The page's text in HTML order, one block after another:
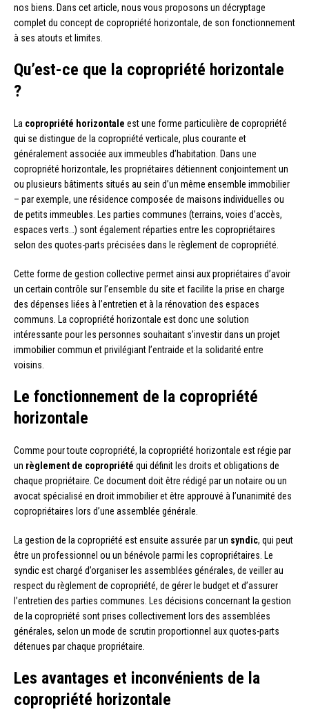
nos biens. Dans cet article, nous vous proposons un décryptage
complet du concept de copropriété horizontale, de son fonctionnement
à ses atouts et limites.
Qu’est-ce que la copropriété horizontale
?
La copropriété horizontale est une forme particulière de copropriété
qui se distingue de la copropriété verticale, plus courante et
généralement associée aux immeubles d’habitation. Dans une
copropriété horizontale, les propriétaires détiennent conjointement un
ou plusieurs bâtiments situés au sein d’un même ensemble immobilier
– par exemple, une résidence composée de maisons individuelles ou
de petits immeubles. Les parties communes (terrains, voies d’accès,
espaces verts…) sont également réparties entre les copropriétaires
selon des quotes-parts précisées dans le règlement de copropriété.
Cette forme de gestion collective permet ainsi aux propriétaires d’avoir
un certain contrôle sur l’ensemble du site et facilite la prise en charge
des dépenses liées à l’entretien et à la rénovation des espaces
communs. La copropriété horizontale est donc une solution
intéressante pour les personnes souhaitant s’investir dans un projet
immobilier commun et privilégiant l’entraide et la solidarité entre
voisins.
Le fonctionnement de la copropriété
horizontale
Comme pour toute copropriété, la copropriété horizontale est régie par
un règlement de copropriété qui définit les droits et obligations de
chaque propriétaire. Ce document doit être rédigé par un notaire ou un
avocat spécialisé en droit immobilier et être approuvé à l’unanimité des
copropriétaires lors d’une assemblée générale.
La gestion de la copropriété est ensuite assurée par un syndic, qui peut
être un professionnel ou un bénévole parmi les copropriétaires. Le
syndic est chargé d’organiser les assemblées générales, de veiller au
respect du règlement de copropriété, de gérer le budget et d’assurer
l’entretien des parties communes. Les décisions concernant la gestion
de la copropriété sont prises collectivement lors des assemblées
générales, selon un mode de scrutin proportionnel aux quotes-parts
détenues par chaque propriétaire.
Les avantages et inconvénients de la
copropriété horizontale